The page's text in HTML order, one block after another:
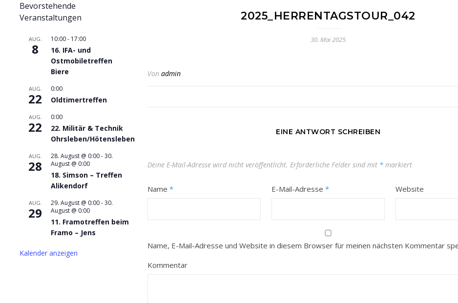
Bevorstehende
Veranstaltungen
AUG.
8
10:00- 17:00
16. IFA- und
Ostmobiletreffen
Biere
AUG.
22
0:00
Oldtimertreffen
AUG.
22
0:00
22. Militär & Technik
Ohrsleben/Hötensleben
AUG.
28
28. August @ 0:00-30.
August @ 0:00
18. Simson – Treffen
Alikendorf
AUG.
29
29. August @ 0:00-30.
August @ 0:00
11. Framotreffen beim
Framo – Jens
Kalender anzeigen
2025_HERRENTAGSTOUR_042
30. Mai 2025
Von admin
EINE ANTWORT SCHREIBEN
Deine E-Mail-Adresse wird nicht veröffentlicht. Erforderliche Felder sind mit * markiert
Name * E-Mail-Adresse * Website
Name, E-Mail-Adresse und Website in diesem Browser für meinen nächsten Kommentar
Kommentar